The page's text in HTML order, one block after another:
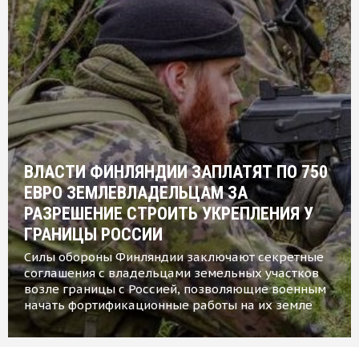
ВЛАСТИ ФИНЛЯНДИИ ЗАПЛАТЯТ ПО 750
ЕВРО ЗЕМЛЕВЛАДЕЛЬЦАМ ЗА
РАЗРЕШЕНИЕ СТРОИТЬ УКРЕПЛЕНИЯ У
ГРАНИЦЫ РОССИИ
Силы обороны Финляндии заключают секретные
соглашения с владельцами земельных участков
возле границы с Россией, позволяющие военным
начать фортификационные работы на их земле